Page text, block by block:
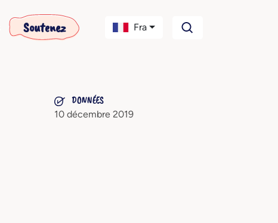
Soutenez Fra
DONNÉES
10 décembre 2019